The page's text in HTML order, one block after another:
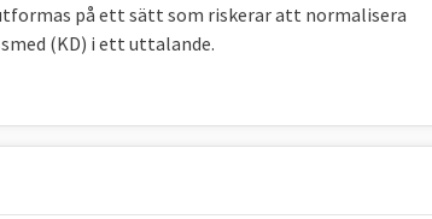
på ett sätt som riskerar att normalisera
(KD) i ett uttalande.